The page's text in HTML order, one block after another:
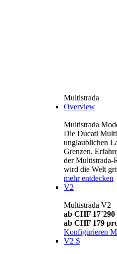
Multistrada
Overview
Multistrada
Die Ducati
unglaublichen
Grenzen.
der Multistrada-
wird die Welt
mehr entdecken
V2
Multistrada V2
ab CHF 17´290
ab CHF 179
Konfigurieren
V2 S